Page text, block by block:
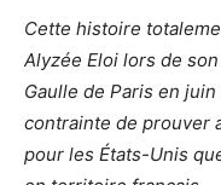
Cette histoire
Alyzée Eloi lors de
Gaulle de Paris en
contrainte de prouver
pour les États-Unis